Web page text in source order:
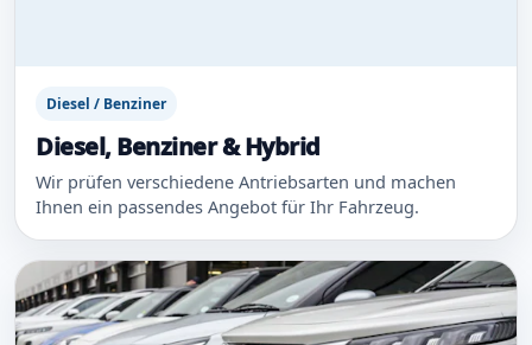
Diesel / Benziner
Diesel, Benziner & Hybrid
Wir prüfen verschiedene Antriebsarten und machen
Ihnen ein passendes Angebot für Ihr Fahrzeug.